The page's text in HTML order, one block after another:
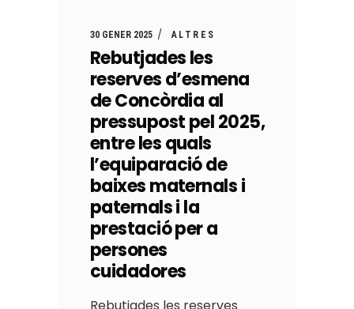
30 GENER 2025 ALTRES
Rebutjades les
reserves d’esmena
de Concòrdia al
pressupost pel 2025,
entre les quals
l’equiparació de
baixes maternals i
paternals i la
prestació per a
persones
cuidadores